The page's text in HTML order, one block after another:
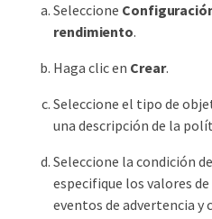
Seleccione
rendimiento.
Haga clic en Crear.
Seleccione el tipo de
una descripción de la
Seleccione la condición
especifique los valores
eventos de advertencia y